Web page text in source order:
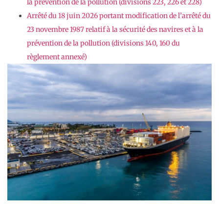
la prévention de la pollution (divisions 223, 226 et 228)
Arrêté du 18 juin 2026 portant modification de l’arrêté du
23 novembre 1987 relatif à la sécurité des navires et à la
prévention de la pollution (divisions 140, 160 du
règlement annexé)